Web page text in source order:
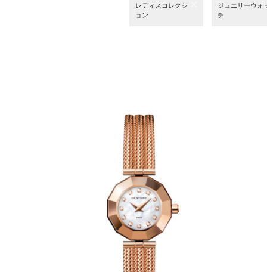
レディスコレクシ
ョン
ジュエリーウォ
チ